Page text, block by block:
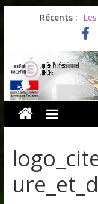
Récents :